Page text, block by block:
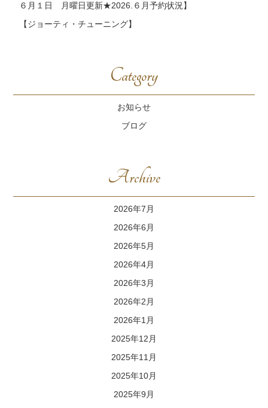
６月１日 月曜日更新★2026.６月予約状況】
【ジョーティ・チューニング】
Category
お知らせ
ブログ
Archive
2026年7月
2026年6月
2026年5月
2026年4月
2026年3月
2026年2月
2026年1月
2025年12月
2025年11月
2025年10月
2025年9月